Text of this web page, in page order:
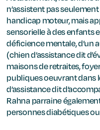
n’assistent pas
handicap moteur, mais
sensorielle à des enfants
déficience mentale, d’un
(chien d’assistance dit
maisons de retraites,
publiques oeuvrant dans
d’assistance dit
Rahna parraine
personnes diabétiques